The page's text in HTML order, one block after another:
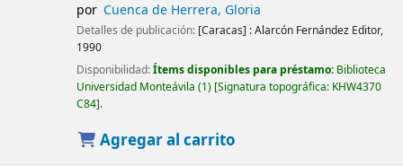
por Cuenca de Herrera, Gloria
Detalles de publicación: [Caracas] :Alarcón Fernández Editor,
1990
Disponibilidad:Ítems disponibles para préstamo: Biblioteca
Universidad Monteávila (1) Signatura topográfica: KHW4370
C84 .
Agregar al carrito